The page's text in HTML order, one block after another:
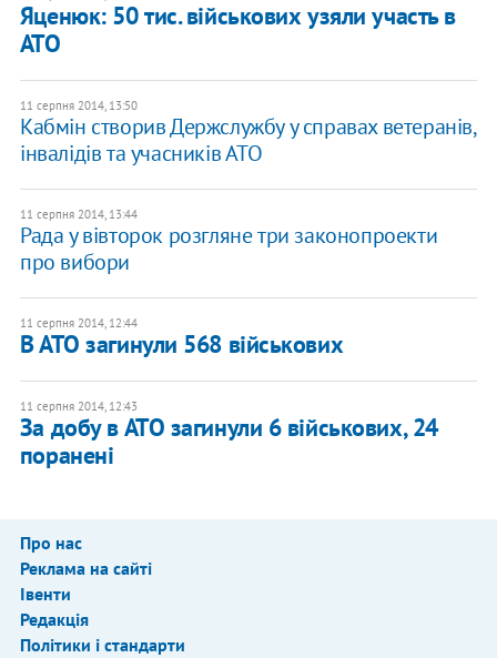
Яценюк: 50 тис. військових узяли участь в
АТО
11 серпня 2014, 13:50
Кабмін створив Держслужбу у справах ветеранів,
інвалідів та учасників АТО
11 серпня 2014, 13:44
Рада у вівторок розгляне три законопроекти
про вибори
11 серпня 2014, 12:44
В АТО загинули 568 військових
11 серпня 2014, 12:43
За добу в АТО загинули 6 військових, 24
поранені
Про нас
Реклама на сайті
Івенти
Редакція
Політики і стандарти